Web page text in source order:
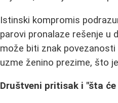
Istinski kompromis
parovi pronalaze rešenje u
može biti znak
uzme ženino prezime, što
Društveni pritisak i "šta će